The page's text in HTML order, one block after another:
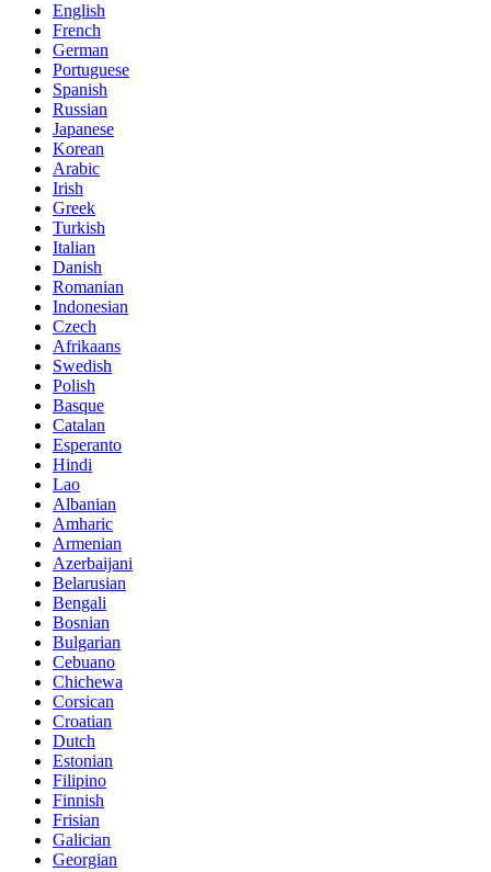
English
French
German
Portuguese
Spanish
Russian
Japanese
Korean
Arabic
Irish
Greek
Turkish
Italian
Danish
Romanian
Indonesian
Czech
Afrikaans
Swedish
Polish
Basque
Catalan
Esperanto
Hindi
Lao
Albanian
Amharic
Armenian
Azerbaijani
Belarusian
Bengali
Bosnian
Bulgarian
Cebuano
Chichewa
Corsican
Croatian
Dutch
Estonian
Filipino
Finnish
Frisian
Galician
Georgian